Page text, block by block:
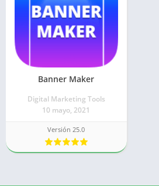
Banner Maker
Digital Marketing Tools
10 mayo, 2021
Versión 25.0